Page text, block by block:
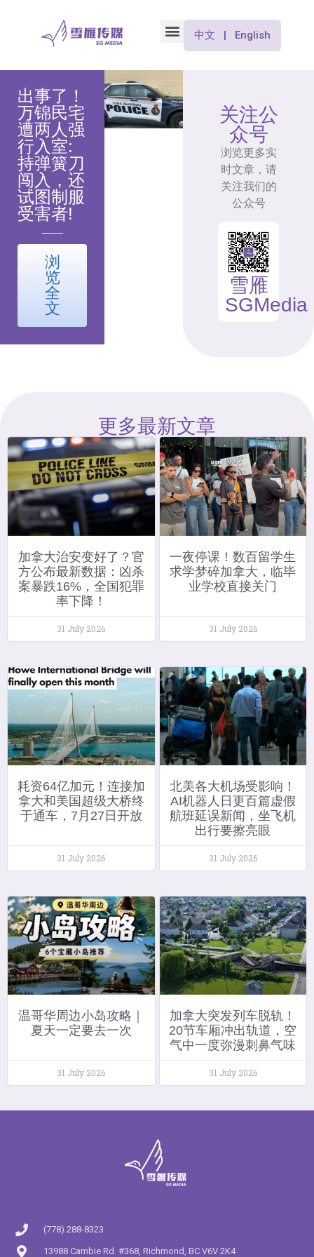
中文 | English
出事了！
万锦民宅
遭两人强
行入室:
持弹簧刀
闯入，还
试图制服
受害者!
浏
览
全
文
关注公
众号
浏览更多实
时文章，请
关注我们的
公众号
雪雁
SGMedia
更多最新文章
加拿大治安变好了？官
方公布最新数据：凶杀
案暴跌16%，全国犯罪
率下降！
31 July 2026
一夜停课！数百留学生
求学梦碎加拿大，临毕
业学校直接关门
31 July 2026
耗资64亿加元！连接加
拿大和美国超级大桥终
于通车，7月27日开放
31 July 2026
北美各大机场受影响！
AI机器人日更百篇虚假
航班延误新闻，坐飞机
出行要擦亮眼
31 July 2026
温哥华周边小岛攻略｜
夏天一定要去一次
31 July 2026
加拿大突发列车脱轨！
20节车厢冲出轨道，空
气中一度弥漫刺鼻气味
31 July 2026
(778) 288-8323
13988 Cambie Rd. #368, Richmond, BC V6V 2K4